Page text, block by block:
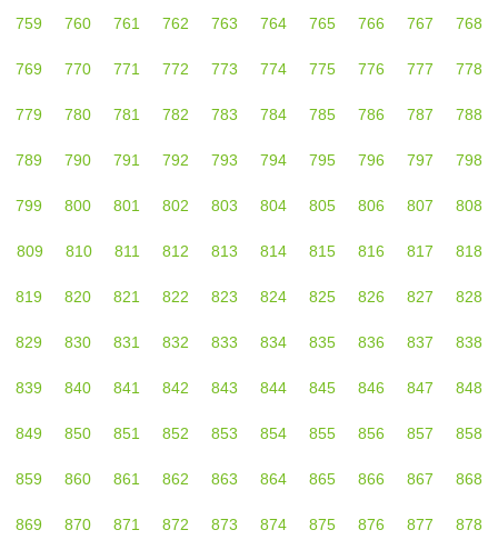
759 760 761 762 763 764 765 766 767 768
769 770 771 772 773 774 775 776 777 778
779 780 781 782 783 784 785 786 787 788
789 790 791 792 793 794 795 796 797 798
799 800 801 802 803 804 805 806 807 808
809 810 811 812 813 814 815 816 817 818
819 820 821 822 823 824 825 826 827 828
829 830 831 832 833 834 835 836 837 838
839 840 841 842 843 844 845 846 847 848
849 850 851 852 853 854 855 856 857 858
859 860 861 862 863 864 865 866 867 868
869 870 871 872 873 874 875 876 877 878